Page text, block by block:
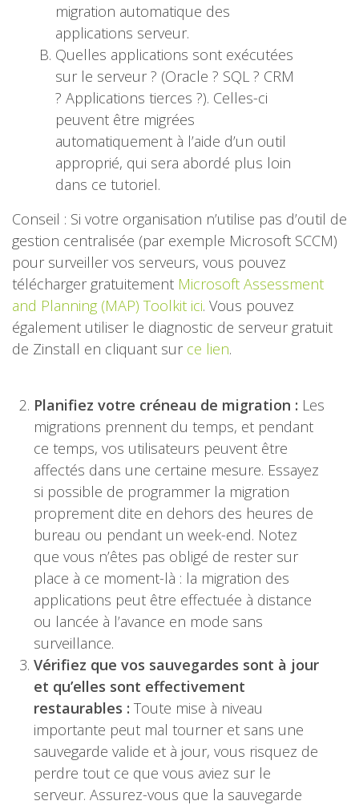
migration automatique des
applications serveur.
Quelles applications sont exécutées
sur le serveur ? (Oracle ? SQL ? CRM
? Applications tierces ?). Celles-ci
peuvent être migrées
automatiquement à l’aide d’un outil
approprié, qui sera abordé plus loin
dans ce tutoriel.
Conseil : Si votre organisation n’utilise pas d’outil de
gestion centralisée (par exemple Microsoft SCCM)
pour surveiller vos serveurs, vous pouvez
télécharger gratuitement Microsoft Assessment
and Planning (MAP) Toolkit ici. Vous pouvez
également utiliser le diagnostic de serveur gratuit
de Zinstall en cliquant sur ce lien.
Planifiez votre créneau de migration : Les
migrations prennent du temps, et pendant
ce temps, vos utilisateurs peuvent être
affectés dans une certaine mesure. Essayez
si possible de programmer la migration
proprement dite en dehors des heures de
bureau ou pendant un week-end. Notez
que vous n’êtes pas obligé de rester sur
place à ce moment-là : la migration des
applications peut être effectuée à distance
ou lancée à l’avance en mode sans
surveillance.
Vérifiez que vos sauvegardes sont à jour
et qu’elles sont effectivement
restaurables : Toute mise à niveau
importante peut mal tourner et sans une
sauvegarde valide et à jour, vous risquez de
perdre tout ce que vous aviez sur le
serveur. Assurez-vous que la sauvegarde